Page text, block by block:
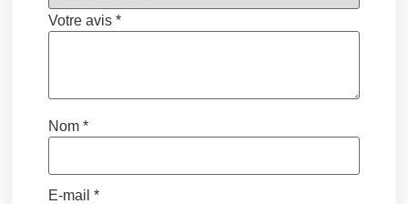
Votre avis*
Nom*
E-mail*